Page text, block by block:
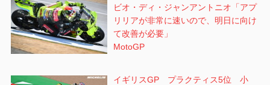
ビオ・ディ・ジャンアントニオ「アプ
リリアが非常に速いので、明日に向け
て改善が必要」
MotoGP
イギリスGP プラクティス5位 小